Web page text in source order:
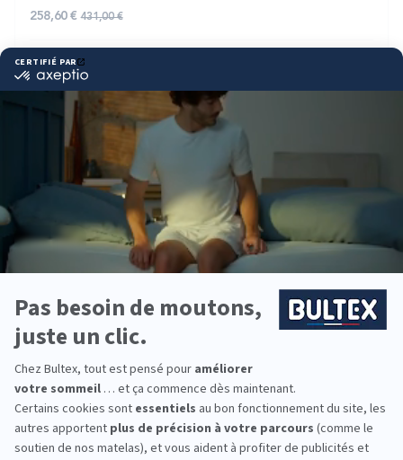
258,60 € 431,00 €
Raffermit le confort du matelas
Tissu plateau micro-ventilé
Effet déco : disponible en 5 coloris
DÉCOUVRIR
Nous répondons àtoutes vos questions
En quoi consiste le service 101 nuits d'essai ?
sommier duo ?
Qu'est-ce que le zonage ou zones de confort ?